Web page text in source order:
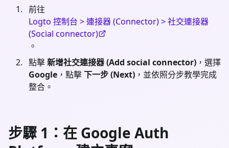
前往
Logto 控制台 > 連接器 (Connector) > 社交連接器
(Social connector)
。
點擊新增社交連接器 (Add social connector) ，選擇
Google ，點擊下一步 (Next) ，並依照分步教學完成
整合。
步驟 1：在 Google Auth